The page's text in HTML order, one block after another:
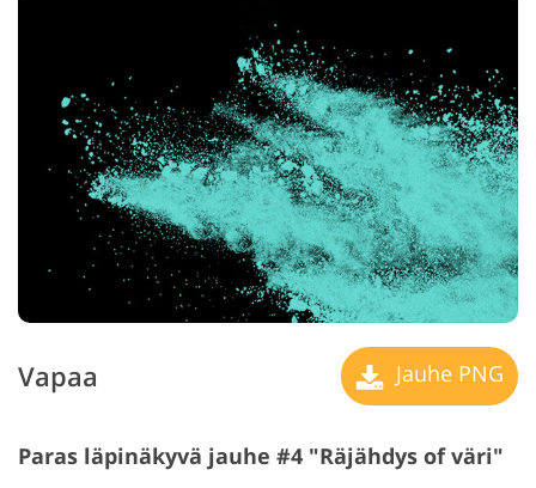
Vapaa Jauhe PNG
Paras läpinäkyvä jauhe #4 "Räjähdys of väri"